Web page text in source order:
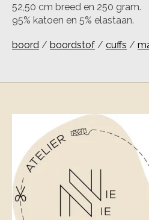
52,50 cm breed en 250 gram.
95% katoen en 5% elastaan.
boord / boordstof / cuffs /